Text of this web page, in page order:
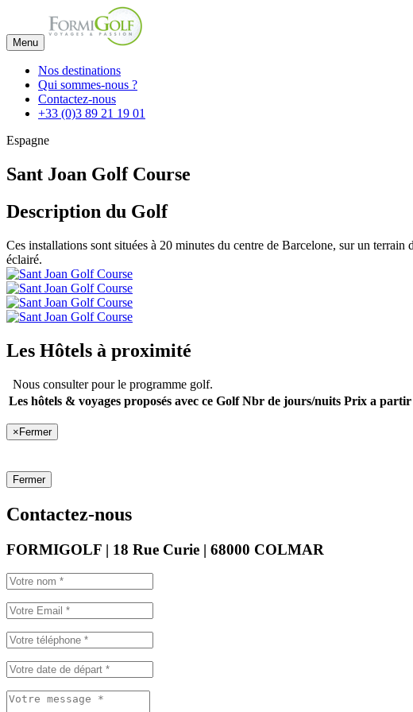
Menu
Nos destinations
Qui sommes-nous ?
Contactez-nous
+33 (0)3 89 21 19 01
Espagne
Sant Joan Golf Course
Description du Golf
Ces installations sont situées à 20 minutes du centre de Barcelone, sur un
éclairé.
Les Hôtels à proximité
Nous consulter pour le programme golf.
Les hôtels & voyages proposés avec ce Golf Nbr de jours/nuits Prix a partir
×Fermer
Fermer
Contactez-nous
FORMIGOLF | 18 Rue Curie | 68000 COLMAR